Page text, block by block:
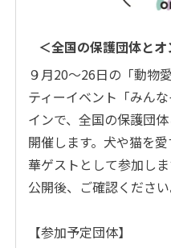
＜全国の保護団体と
９月20～26日の「動物
ティーイベント「みん
インで、全国の保護団
開催します。犬や猫を
華ゲストとして参加し
公開後、ご確認ください
【参加予定団体】